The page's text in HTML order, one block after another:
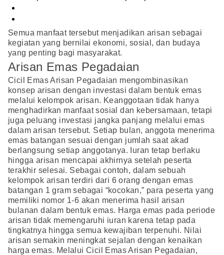
Semua manfaat tersebut menjadikan arisan sebagai
kegiatan yang bernilai ekonomi, sosial, dan budaya
yang penting bagi masyarakat.
Arisan Emas Pegadaian
Cicil Emas Arisan Pegadaian mengombinasikan
konsep arisan dengan investasi dalam bentuk emas
melalui kelompok arisan. Keanggotaan tidak hanya
menghadirkan manfaat sosial dan kebersamaan, tetapi
juga peluang investasi jangka panjang melalui emas
dalam arisan tersebut. Setiap bulan, anggota menerima
emas batangan sesuai dengan jumlah saat akad
berlangsung setiap anggotanya. Iuran tetap berlaku
hingga arisan mencapai akhirnya setelah peserta
terakhir selesai. Sebagai contoh, dalam sebuah
kelompok arisan terdiri dari 6 orang dengan emas
batangan 1 gram sebagai “kocokan,” para peserta yang
memiliki nomor 1-6 akan menerima hasil arisan
bulanan dalam bentuk emas. Harga emas pada periode
arisan tidak memengaruhi iuran karena tetap pada
tingkatnya hingga semua kewajiban terpenuhi. Nilai
arisan semakin meningkat sejalan dengan kenaikan
harga emas. Melalui Cicil Emas Arisan Pegadaian,